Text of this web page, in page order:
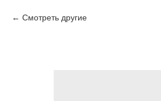
Смотреть другие